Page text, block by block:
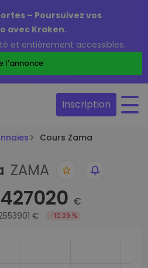
– Poursuivez vos
avec Kraken.
et entièrement accessibles.
l'annonce
Inscription
Cours Zama
ZAMA
€
€ -10.29 %